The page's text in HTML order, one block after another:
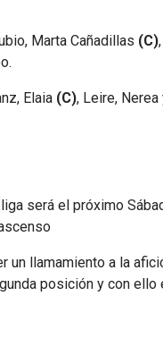
Marta Cañadillas (C)
Elaia (C), Leire,
será el próximo
llamamiento a la
posición y con